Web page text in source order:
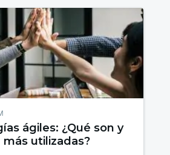
ágiles: ¿Qué son y
más utilizadas?